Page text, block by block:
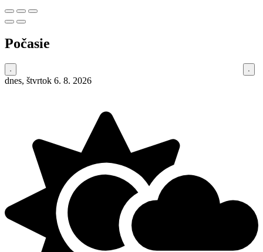
Počasie
dnes, štvrtok 6. 8. 2026